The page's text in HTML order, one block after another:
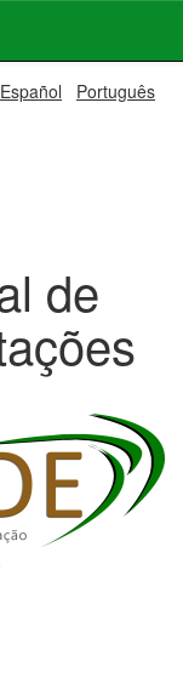
Español Português
de